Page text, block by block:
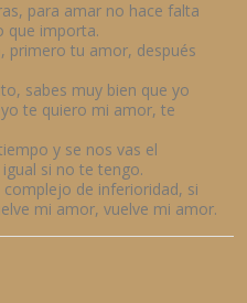
para amar no hace falta
que importa.
primero tu amor, después
sabes muy bien que yo
te quiero mi amor, te
y se nos vas el
si no te tengo.
de inferioridad, si
mi amor, vuelve mi amor.